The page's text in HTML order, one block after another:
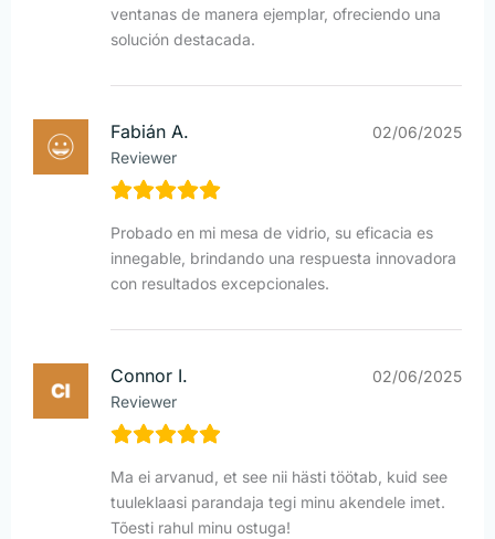
ventanas de manera ejemplar, ofreciendo una
solución destacada.
Fabián A.
Reviewer
02/06/2025
Probado en mi mesa de vidrio, su eficacia es
innegable, brindando una respuesta innovadora
con resultados excepcionales.
Connor I.
Reviewer
02/06/2025
Ma ei arvanud, et see nii hästi töötab, kuid see
tuuleklaasi parandaja tegi minu akendele imet.
Tõesti rahul minu ostuga!